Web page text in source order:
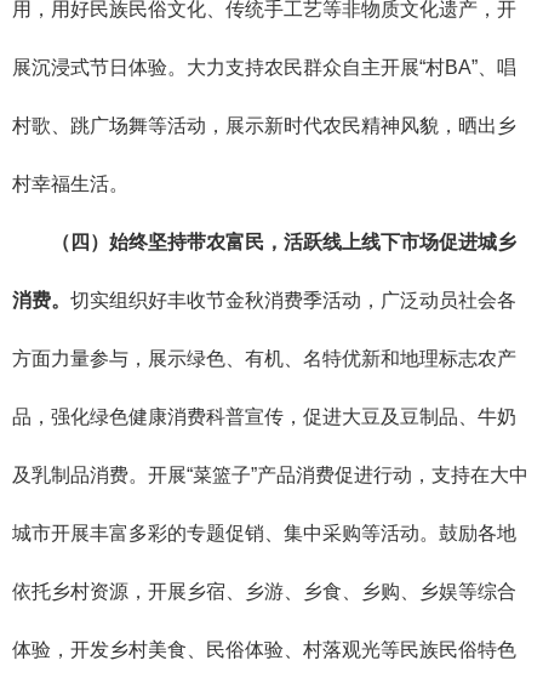
用，用好民族民俗文化、传统手工艺等非物质文化遗产，开
展沉浸式节日体验。大力支持农民群众自主开展“村BA”、唱
村歌、跳广场舞等活动，展示新时代农民精神风貌，晒出乡
村幸福生活。
（四）始终坚持带农富民，活跃线上线下市场促进城乡
消费。 切实组织好丰收节金秋消费季活动，广泛动员社会各
方面力量参与，展示绿色、有机、名特优新和地理标志农产
品，强化绿色健康消费科普宣传，促进大豆及豆制品、牛奶
及乳制品消费。开展“菜篮子”产品消费促进行动，支持在大中
城市开展丰富多彩的专题促销、集中采购等活动。鼓励各地
依托乡村资源，开展乡宿、乡游、乡食、乡购、乡娱等综合
体验，开发乡村美食、民俗体验、村落观光等民族民俗特色